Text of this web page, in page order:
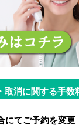
取消に関する手数
にてご予約を変更